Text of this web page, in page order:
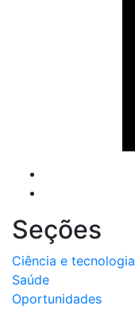
Seções
Ciência e tecnologia
Saúde
Oportunidades